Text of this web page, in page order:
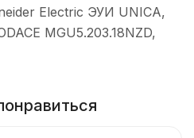
Electric ЭУИ UNICA,
MGU5.203.18NZD,